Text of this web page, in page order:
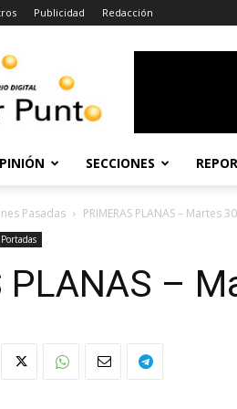
Publicidad Redacción
SECCIONES
Pasadas PRIMERAS PLANAS – Martes
Portadas
PLANAS –